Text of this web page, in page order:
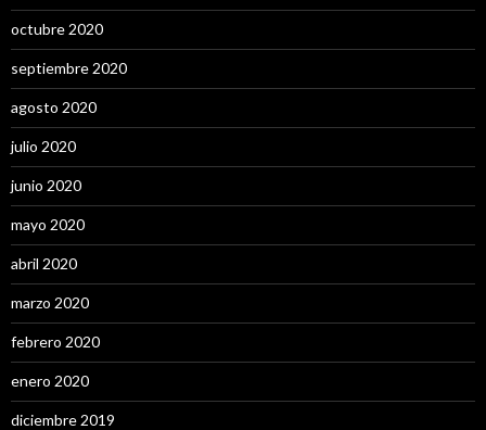
octubre 2020
septiembre 2020
agosto 2020
julio 2020
junio 2020
mayo 2020
abril 2020
marzo 2020
febrero 2020
enero 2020
diciembre 2019